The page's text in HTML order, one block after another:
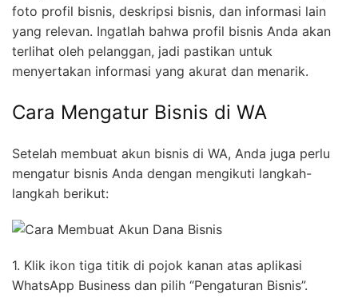
foto profil bisnis, deskripsi bisnis, dan informasi lain
yang relevan. Ingatlah bahwa profil bisnis Anda akan
terlihat oleh pelanggan, jadi pastikan untuk
menyertakan informasi yang akurat dan menarik.
Cara Mengatur Bisnis di WA
Setelah membuat akun bisnis di WA, Anda juga perlu
mengatur bisnis Anda dengan mengikuti langkah-
langkah berikut:
1. Klik ikon tiga titik di pojok kanan atas aplikasi
WhatsApp Business dan pilih “Pengaturan Bisnis”.